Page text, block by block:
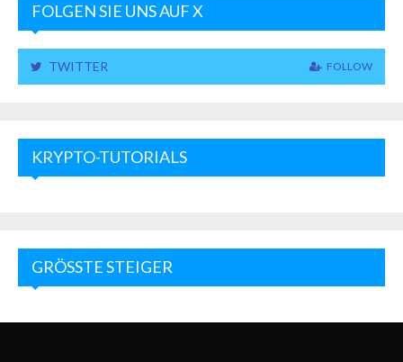
FOLGEN SIE UNS AUF X
TWITTER FOLLOW
KRYPTO-TUTORIALS
GRÖSSTE STEIGER